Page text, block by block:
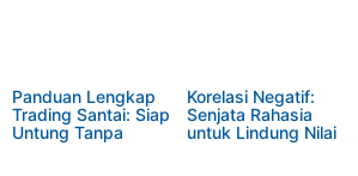
Panduan Lengkap
Trading Santai: Siap
Untung Tanpa
Korelasi Negatif:
Senjata Rahasia
untuk Lindung Nilai